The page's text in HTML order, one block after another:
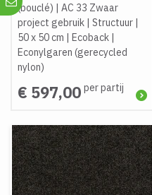
(bouclé) | AC 33 Zwaar
project gebruik | Structuur |
50 x 50 cm | Ecoback |
Econylgaren (gerecycled
nylon)
€ 597,00 per partij